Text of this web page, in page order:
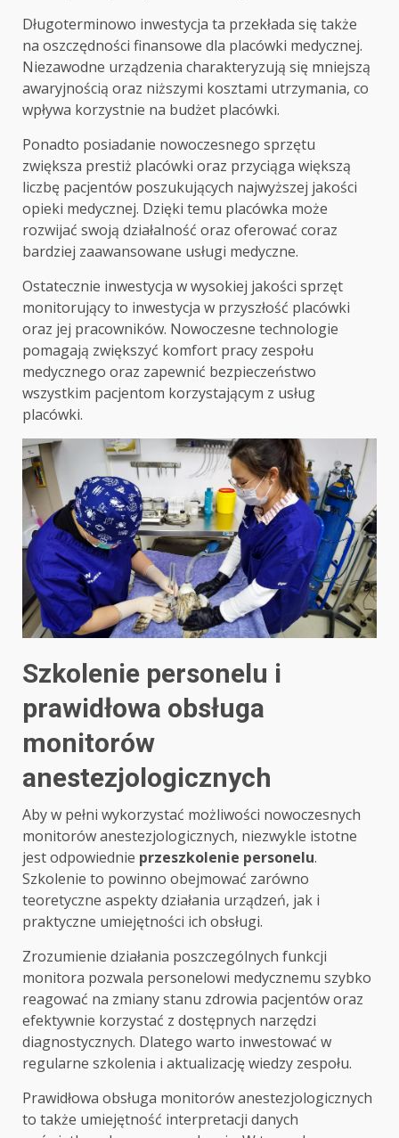
Długoterminowo inwestycja ta przekłada się także
na oszczędności finansowe dla placówki medycznej.
Niezawodne urządzenia charakteryzują się mniejszą
awaryjnością oraz niższymi kosztami utrzymania, co
wpływa korzystnie na budżet placówki.
Ponadto posiadanie nowoczesnego sprzętu
zwiększa prestiż placówki oraz przyciąga większą
liczbę pacjentów poszukujących najwyższej jakości
opieki medycznej. Dzięki temu placówka może
rozwijać swoją działalność oraz oferować coraz
bardziej zaawansowane usługi medyczne.
Ostatecznie inwestycja w wysokiej jakości sprzęt
monitorujący to inwestycja w przyszłość placówki
oraz jej pracowników. Nowoczesne technologie
pomagają zwiększyć komfort pracy zespołu
medycznego oraz zapewnić bezpieczeństwo
wszystkim pacjentom korzystającym z usług
placówki.
Szkolenie personelu i
prawidłowa obsługa
monitorów
anestezjologicznych
Aby w pełni wykorzystać możliwości nowoczesnych
monitorów anestezjologicznych, niezwykle istotne
jest odpowiednie przeszkolenie personelu.
Szkolenie to powinno obejmować zarówno
teoretyczne aspekty działania urządzeń, jak i
praktyczne umiejętności ich obsługi.
Zrozumienie działania poszczególnych funkcji
monitora pozwala personelowi medycznemu szybko
reagować na zmiany stanu zdrowia pacjentów oraz
efektywnie korzystać z dostępnych narzędzi
diagnostycznych. Dlatego warto inwestować w
regularne szkolenia i aktualizację wiedzy zespołu.
Prawidłowa obsługa monitorów anestezjologicznych
to także umiejętność interpretacji danych